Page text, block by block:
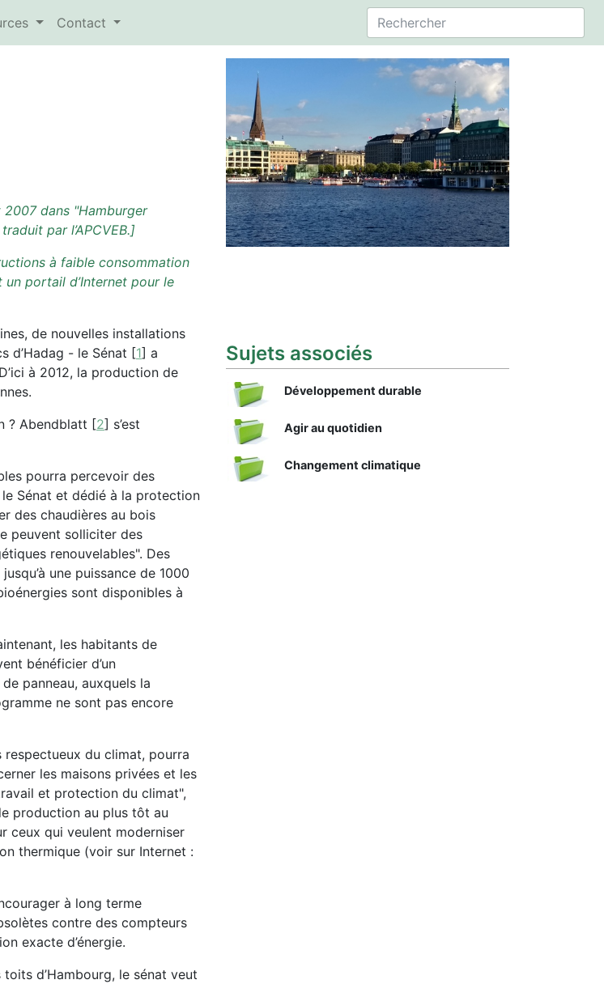
Contact
dans "Hamburger
par l’APCVEB.]
à faible consommation
portail d’Internet pour le
de nouvelles installations
d’Hadag - le Sénat [1] a
à 2012, la production de
? Abendblatt [2] s’est
pourra percevoir des
Sénat et dédié à la protection
des chaudières au bois
peuvent solliciter des
renouvelables". Des
une puissance de 1000
sont disponibles à
les habitants de
bénéficier d’un
panneau, auxquels la
ne sont pas encore
du climat, pourra
les maisons privées et les
et protection du climat",
production au plus tôt au
ceux qui veulent moderniser
thermique (voir sur Internet :
à long terme
contre des compteurs
exacte d’énergie.
d’Hambourg, le sénat veut
Sujets associés
Développement durable
Agir au quotidien
Changement climatique